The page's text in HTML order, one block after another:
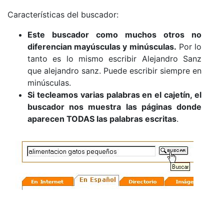
Características del buscador:
Este buscador como muchos otros no
diferencian mayúsculas y minúsculas. Por lo
tanto es lo mismo escribir Alejandro Sanz
que alejandro sanz. Puede escribir siempre en
minúsculas.
Si tecleamos varias palabras en el cajetín, el
buscador nos muestra las páginas donde
aparecen TODAS las palabras escritas.